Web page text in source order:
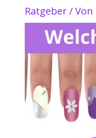
Ratgeber/ Von